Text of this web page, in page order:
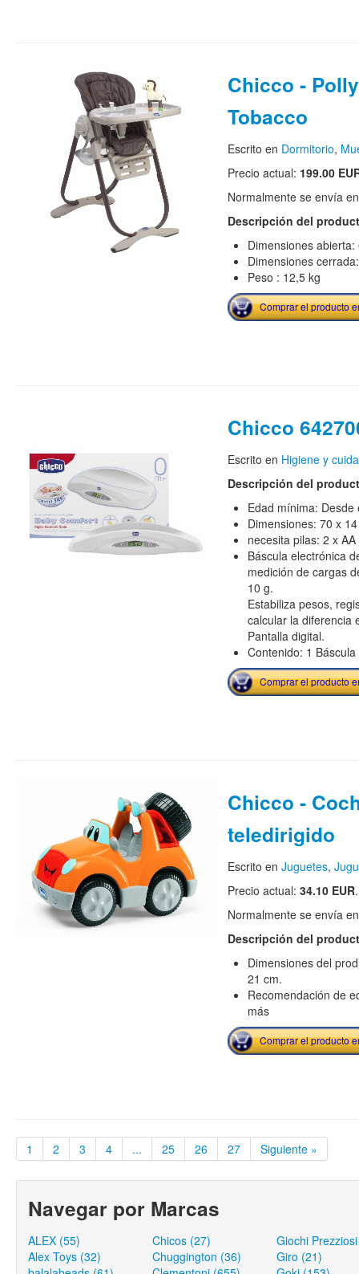
Chicco -
Tobacco
Escrito en Dormitorio,
Precio actual: 199.00
Normalmente se envía
Descripción del
Dimensiones
Dimensiones
Peso : 12,5 kg
Comprar el producto
Chicco
Escrito en Higiene y
Descripción del
Edad mínima: Desde
Dimensiones: 70 x
necesita pilas: 2 x
Báscula electrónica
medición de cargas
10 g.
Estabiliza pesos,
calcular la diferencia
Pantalla digital.
Contenido: 1
Comprar el producto
Chicco -
teledirigido
Escrito en Juguetes,
Precio actual: 34.10 EUR.
Normalmente se envía
Descripción del
Dimensiones del
21 cm.
Recomendación de
más
Comprar el producto
1 2 3 4 ... 25 26 27 Siguiente »
Navegar por Marcas
ALEX (55)
Alex Toys (32)
Chicos (27)
Chuggington (36)
Giochi
Giro (21)